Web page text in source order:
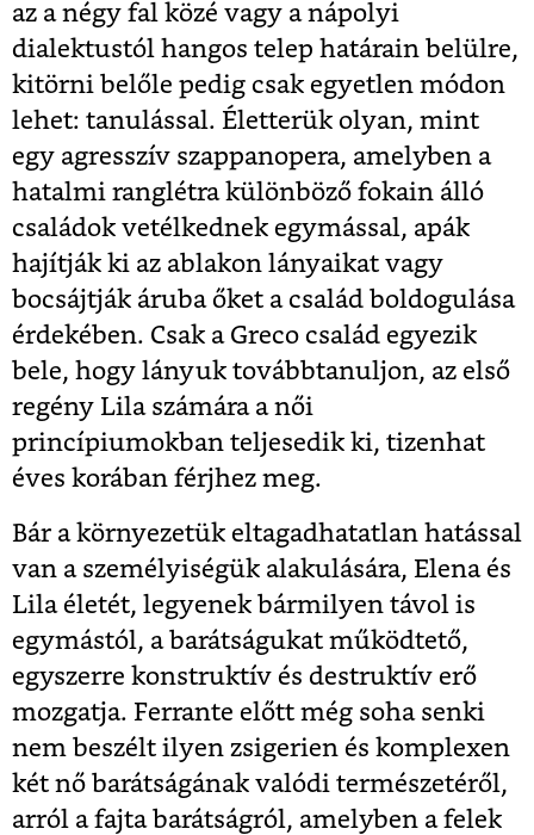
az a négy fal közé vagy a nápolyi
dialektustól hangos telep határain belülre,
kitörni belőle pedig csak egyetlen módon
lehet: tanulással. Életterük olyan, mint
egy agresszív szappanopera, amelyben a
hatalmi ranglétra különböző fokain álló
családok vetélkednek egymással, apák
hajítják ki az ablakon lányaikat vagy
bocsájtják áruba őket a család boldogulása
érdekében. Csak a Greco család egyezik
bele, hogy lányuk továbbtanuljon, az első
regény Lila számára a női
princípiumokban teljesedik ki, tizenhat
éves korában férjhez meg.
Bár a környezetük eltagadhatatlan hatással
van a személyiségük alakulására, Elena és
Lila életét, legyenek bármilyen távol is
egymástól, a barátságukat működtető,
egyszerre konstruktív és destruktív erő
mozgatja. Ferrante előtt még soha senki
nem beszélt ilyen zsigerien és komplexen
két nő barátságának valódi természetéről,
arról a fajta barátságról, amelyben a felek